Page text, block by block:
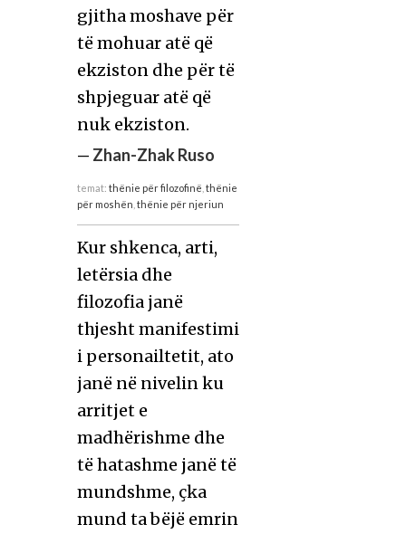
gjitha moshave për
të mohuar atë që
ekziston dhe për të
shpjeguar atë që
nuk ekziston.
— Zhan-Zhak Ruso
temat: thënie për filozofinë thënie
për moshën thënie për njeriun
Kur shkenca, arti,
letërsia dhe
filozofia janë
thjesht manifestimi
i personailtetit, ato
janë në nivelin ku
arritjet e
madhërishme dhe
të hatashme janë të
mundshme, çka
mund ta bëjë emrin